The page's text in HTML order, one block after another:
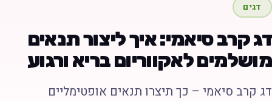
דגים
קרב סיאמי: איך ליצור תנאים
לאקווריום בריא ורגוע
קרב סיאמי – כך תיצרו תנאים אופטימליים